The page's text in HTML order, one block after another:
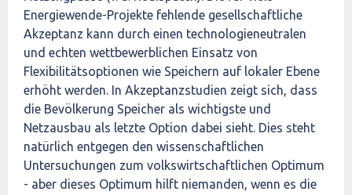
Energiewende-Projekte fehlende gesellschaftliche
Akzeptanz kann durch einen technologieneutralen
und echten wettbewerblichen Einsatz von
Flexibilitätsoptionen wie Speichern auf lokaler Ebene
erhöht werden. In Akzeptanzstudien zeigt sich, dass
die Bevölkerung Speicher als wichtigste und
Netzausbau als letzte Option dabei sieht. Dies steht
natürlich entgegen den wissenschaftlichen
Untersuchungen zum volkswirtschaftlichen Optimum
- aber dieses Optimum hilft niemanden, wenn es die